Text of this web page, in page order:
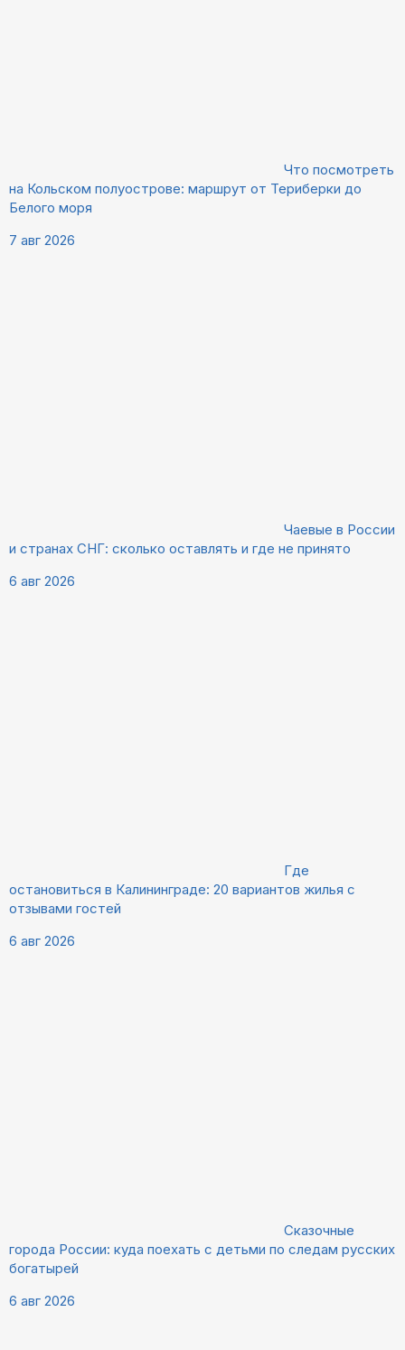
Что посмотреть
на Кольском полуострове: маршрут от Териберки до
Белого моря
7 авг 2026
Чаевые в России
и странах СНГ: сколько оставлять и где не принято
6 авг 2026
Где
остановиться в Калининграде: 20 вариантов жилья с
отзывами гостей
6 авг 2026
Сказочные
города России: куда поехать с детьми по следам русских
богатырей
6 авг 2026